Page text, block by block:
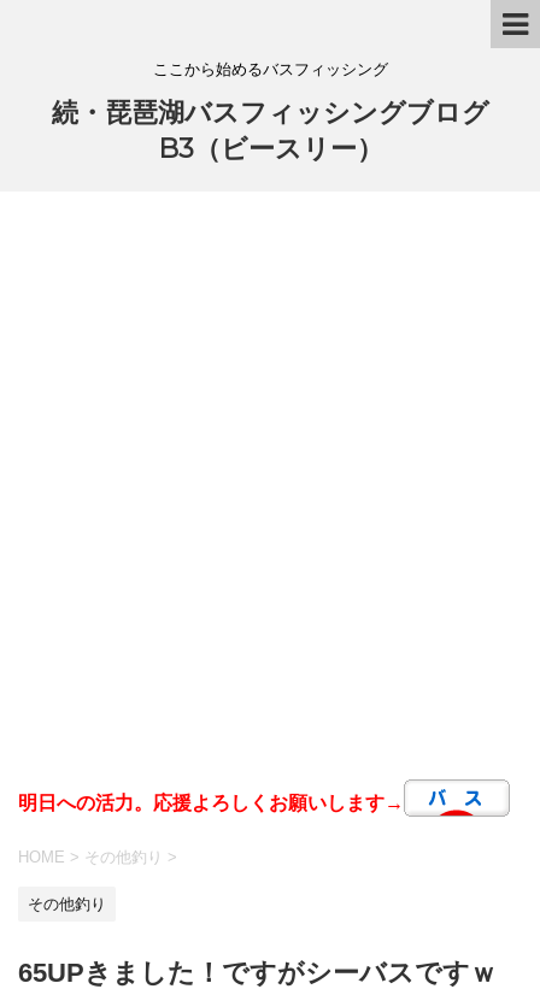
ここから始めるバスフィッシング
続・琵琶湖バスフィッシングブログ
B3（ビースリー）
明日への活力。応援よろしくお願いします→
HOME > その他釣り >
その他釣り
65UPきました！ですがシーバスですｗ